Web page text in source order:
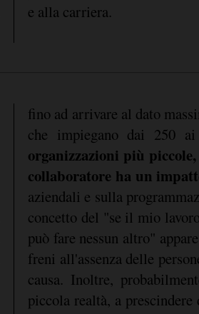
e alla carriera.
fino ad arrivare al dato
che impiegano dai 250
organizzazioni più
collaboratore ha un
aziendali e sulla
concetto del "se il mio
può fare nessun altro"
freni all'assenza delle
causa. Inoltre,
piccola realtà, a